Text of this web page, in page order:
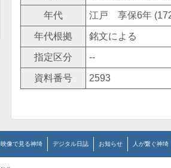
年代 江戸 享保6年
年代根拠 銘文による
指定区分 --
資料番号 2593
映像で見る神埼 デジタル日誌 お知らせ 人が繋ぐ神埼